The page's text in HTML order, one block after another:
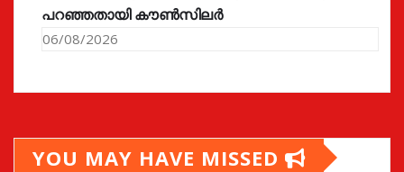
പറഞ്ഞതായി കൗൺസിലർ
06/08/2026
YOU MAY HAVE MISSED